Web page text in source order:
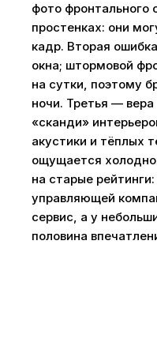
фото фронтального
простенках: они
кадр. Вторая
окна; штормовой
на сутки, поэтому
ночи. Третья — вера
«сканди»
акустики и тёплых
ощущается
на старые
управляющей
сервис, а у
половина